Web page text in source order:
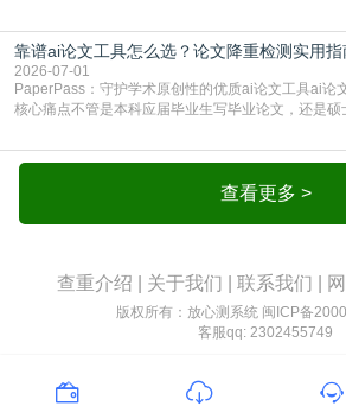
乎一模一样的话，你要是直接复制百度百科、教材
一抓一个准，整段飘红。研究背景、意义和方法描述
用问卷调查法““运用SPSS软件进行数据分
靠谱ai论文工具怎么选？论文降重检测实用
2026-07-01
PaperPass：守护学术原创性的优质ai论文工具ai论
核心痛点不管是本科应届毕业生写毕业论文，还是硕
自己逐句读逐句改，熬好几个大夜不说，还经常改
率超标，再返工太折腾。现在有了成熟的ai论文工
决。靠谱的ai论文工具，不止能帮你梳查看更多 >
查重介绍 关于我们 联系我们
版权所有：放心测系统 闽ICP备
客服qq: 2302455749